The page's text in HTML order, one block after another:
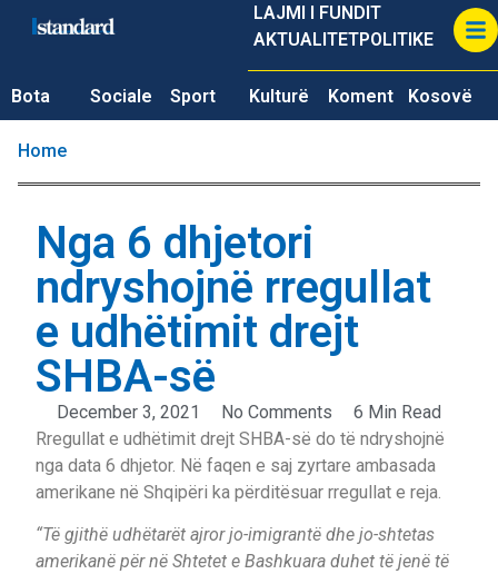
LAJMI I FUNDIT
AKTUALITETPOLITIKE
Bota Sociale Sport Kulturë Koment Kosovë
Home
Nga 6 dhjetori
ndryshojnë rregullat
e udhëtimit drejt
SHBA-së
December 3, 2021 No Comments
6 Min Read
Rregullat e udhëtimit drejt SHBA-së do të ndryshojnë
nga data 6 dhjetor. Në faqen e saj zyrtare ambasada
amerikane në Shqipëri ka përditësuar rregullat e reja.
“Të gjithë udhëtarët ajror jo-imigrantë dhe jo-shtetas
amerikanë për në Shtetet e Bashkuara duhet të jenë të